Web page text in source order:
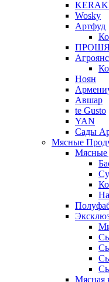
Wosky
Артфуд
Агроянс
Ноян
Авшар
te Gusto
YAN
Сады
Мясные
Мясные
Мясная